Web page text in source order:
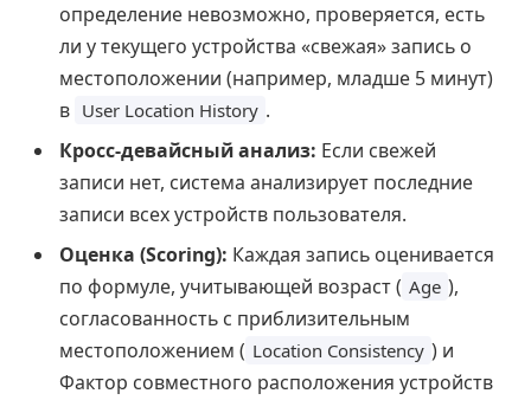
определение невозможно, проверяется, есть
ли у текущего устройства «свежая» запись о
местоположении (например, младше 5 минут)
в User Location History .
Кросс-девайсный анализ: Если свежей
записи нет, система анализирует последние
записи всех устройств пользователя.
Оценка (Scoring): Каждая запись оценивается
по формуле, учитывающей возраст ( Age ),
согласованность с приблизительным
местоположением ( Location Consistency ) и
Фактор совместного расположения устройств